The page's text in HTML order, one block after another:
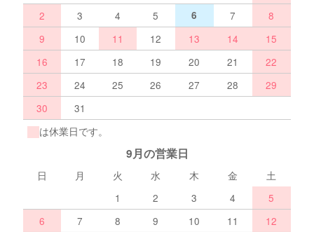
2
3 4 5 6 7
8
9
10 11 12 13 14
15
16
17 18 19 20 21
22
23
24 25 26 27 28
29
30
31
は休業日です。
9月の営業日
日 月 火 水 木 金
土
1
2 3 4
5
6
7 8 9 10 11
12